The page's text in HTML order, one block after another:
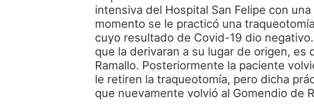
intensiva del Hospital San Felipe con
momento se le practicó una
cuyo resultado de Covid-19 dio
que la derivaran a su lugar de origen, es
Ramallo. Posteriormente la paciente
le retiren la traqueotomía, pero dicha
que nuevamente volvió al Gomendio de